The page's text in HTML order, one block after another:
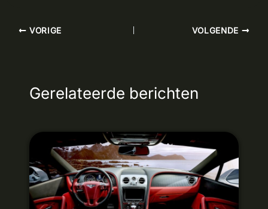
VORIGE VOLGENDE
Gerelateerde berichten